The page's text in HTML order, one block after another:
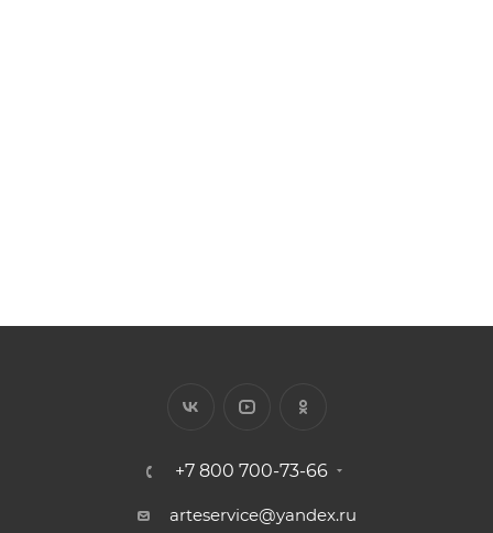
+7 800 700-73-66
arteservice@yandex.ru